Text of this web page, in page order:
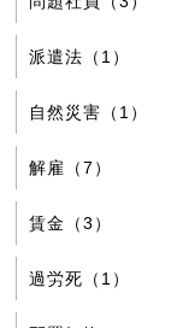
派遣法（1）
自然災害（1）
解雇（7）
賃金（3）
過労死（1）